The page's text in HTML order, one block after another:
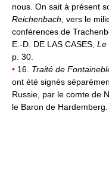
nous. On sait à présent
Reichenbach, vers le
conférences de
E.-D. DE LAS CASES, Le
p. 30.
• 16. Traité de
ont été signés
Russie, par le comte de
le Baron de Hardemberg.